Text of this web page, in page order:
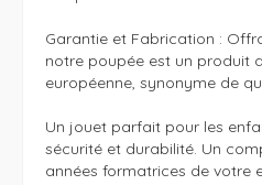
Garantie et Fabrication :
notre poupée est un produit
européenne, synonyme de
Un jouet parfait pour les
sécurité et durabilité. Un
années formatrices de votre